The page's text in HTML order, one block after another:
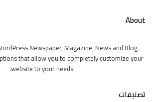
About
Newspaper, Magazine, News and Blog
that allow you to completely customize your
website to your needs.
تصنيفات